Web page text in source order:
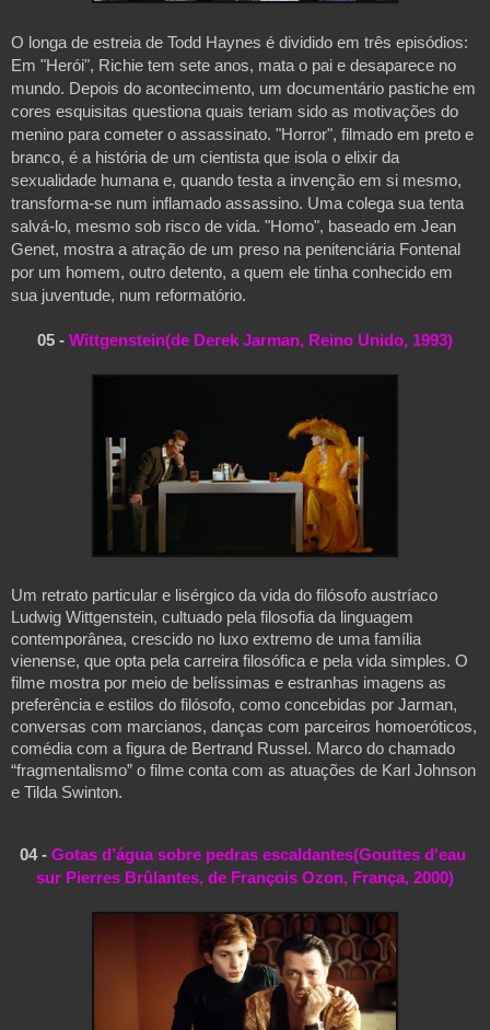
O longa de estreia de Todd Haynes é dividido em três episódios:
Em "Herói", Richie tem sete anos, mata o pai e desaparece no
mundo. Depois do acontecimento, um documentário pastiche em
cores esquisitas questiona quais teriam sido as motivações do
menino para cometer o assassinato. "Horror", filmado em preto e
branco, é a história de um cientista que isola o elixir da
sexualidade humana e, quando testa a invenção em si mesmo,
transforma-se num inflamado assassino. Uma colega sua tenta
salvá-lo, mesmo sob risco de vida. "Homo", baseado em Jean
Genet, mostra a atração de um preso na penitenciária Fontenal
por um homem, outro detento, a quem ele tinha conhecido em
sua juventude, num reformatório.
05 - Wittgenstein(de Derek Jarman, Reino Unido, 1993)
Um retrato particular e lisérgico da vida do filósofo austríaco
Ludwig Wittgenstein, cultuado pela filosofia da linguagem
contemporânea, crescido no luxo extremo de uma família
vienense, que opta pela carreira filosófica e pela vida simples. O
filme mostra por meio de belíssimas e estranhas imagens as
preferência e estilos do filósofo, como concebidas por Jarman,
conversas com marcianos, danças com parceiros homoeróticos,
comédia com a figura de Bertrand Russel. Marco do chamado
“fragmentalismo” o filme conta com as atuações de Karl Johnson
e Tilda Swinton.
04 - Gotas d’água sobre pedras escaldantes(Gouttes d'eau
sur Pierres Brûlantes, de François Ozon, França, 2000)